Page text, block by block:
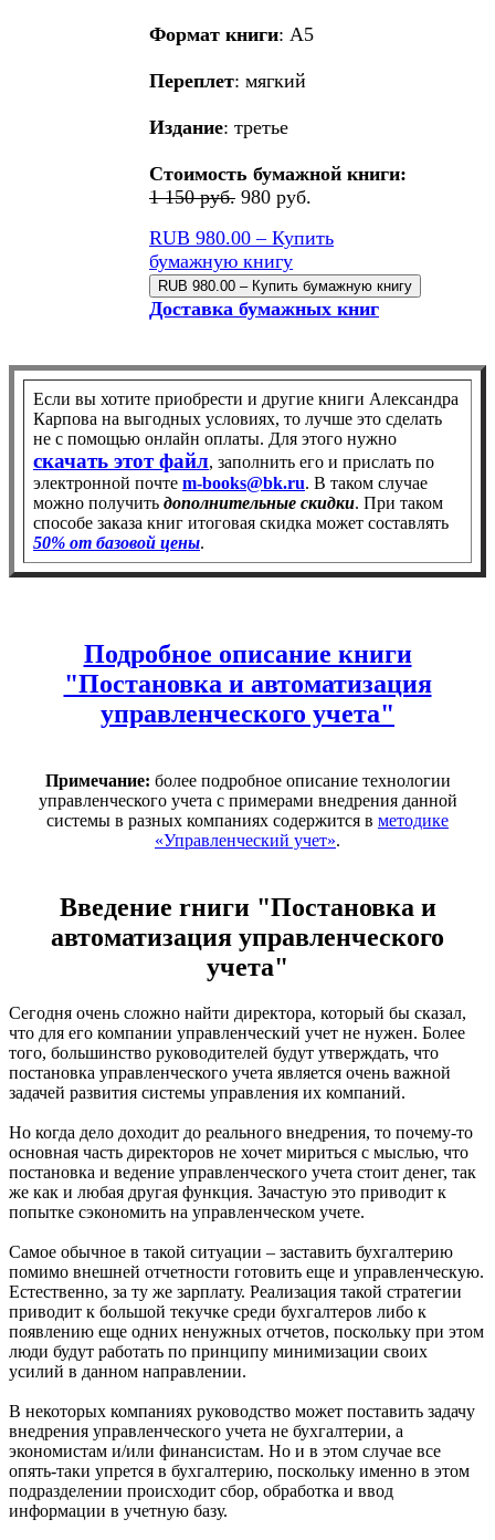
Формат книги: А5
Переплет: мягкий
Издание: третье
Стоимость бумажной книги:
1 150 руб. 980 руб.
RUB 980.00 – Купить
бумажную книгу
Доставка бумажных книг
Если вы хотите приобрести и другие книги Александра
Карпова на выгодных условиях, то лучше это сделать
не с помощью онлайн оплаты. Для этого нужно
скачать этот файл, заполнить его и прислать по
электронной почте m-books@bk.ru. В таком случае
можно получить дополнительные скидки. При таком
способе заказа книг итоговая скидка может составлять
50% от базовой цены.
Подробное описание книги
"Постановка и автоматизация
управленческого учета"
Примечание: более подробное описание технологии
управленческого учета с примерами внедрения данной
системы в разных компаниях содержится в методике
«Управленческий учет».
Введение rниги "Постановка и
автоматизация управленческого
учета"
Сегодня очень сложно найти директора, который бы сказал,
что для его компании управленческий учет не нужен. Более
того, большинство руководителей будут утверждать, что
постановка управленческого учета является очень важной
задачей развития системы управления их компаний.
Но когда дело доходит до реального внедрения, то почему-то
основная часть директоров не хочет мириться с мыслью, что
постановка и ведение управленческого учета стоит денег, так
же как и любая другая функция. Зачастую это приводит к
попытке сэкономить на управленческом учете.
Самое обычное в такой ситуации – заставить бухгалтерию
помимо внешней отчетности готовить еще и управленческую.
Естественно, за ту же зарплату. Реализация такой стратегии
приводит к большой текучке среди бухгалтеров либо к
появлению еще одних ненужных отчетов, поскольку при этом
люди будут работать по принципу минимизации своих
усилий в данном направлении.
В некоторых компаниях руководство может поставить задачу
внедрения управленческого учета не бухгалтерии, а
экономистам и/или финансистам. Но и в этом случае все
опять-таки упрется в бухгалтерию, поскольку именно в этом
подразделении происходит сбор, обработка и ввод
информации в учетную базу.